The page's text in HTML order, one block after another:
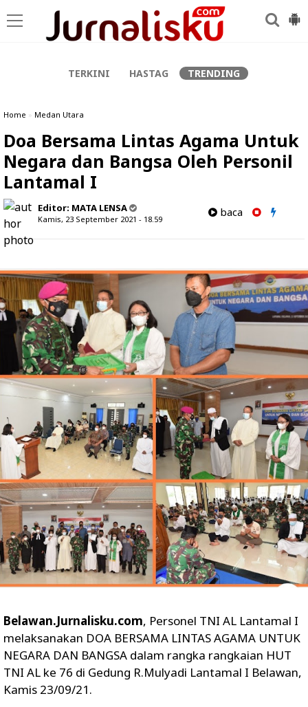
TERKINI HASTAG TRENDING
Home » Medan Utara
Doa Bersama Lintas Agama Untuk
Negara dan Bangsa Oleh Personil
Lantamal I
Editor: MATA LENSA
Kamis, 23 September 2021 - 18.59
baca
Belawan.Jurnalisku.com, Personel TNI AL Lantamal I
melaksanakan DOA BERSAMA LINTAS AGAMA UNTUK
NEGARA DAN BANGSA dalam rangka rangkaian HUT
TNI AL ke 76 di Gedung R.Mulyadi Lantamal I Belawan,
Kamis 23/09/21.